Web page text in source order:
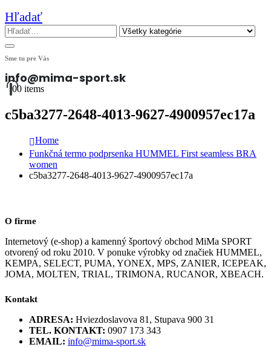
Hľadať
Sme tu pre Vás
info@mima-sport.sk
00 items
c5ba3277-2648-4013-9627-4900957ec17a
Home
Funkčná termo podprsenka HUMMEL First seamless BRA
women
c5ba3277-2648-4013-9627-4900957ec17a
O firme
Internetový (e-shop) a kamenný športový obchod MiMa SPORT
otvorený od roku 2010. V ponuke výrobky od značiek HUMMEL,
KEMPA, SELECT, PUMA, YONEX, MPS, ZANIER, ICEPEAK,
JOMA, MOLTEN, TRIAL, TRIMONA, RUCANOR, XBEACH.
Kontakt
ADRESA: Hviezdoslavova 81, Stupava 900 31
TEL. KONTAKT: 0907 173 343
EMAIL: info@mima-sport.sk